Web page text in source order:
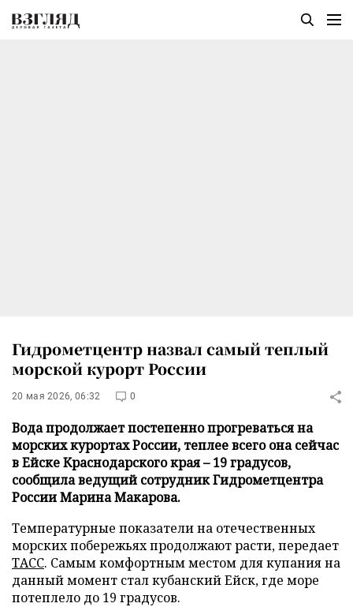
Гидрометцентр назвал самый теплый
морской курорт России
20 мая 2026, 06:32 0
Вода продолжает постепенно прогреваться на
морских курортах России, теплее всего она сейчас
в Ейске Краснодарского края – 19 градусов,
сообщила ведущий сотрудник Гидрометцентра
России Марина Макарова.
Температурные показатели на отечественных
морских побережьях продолжают расти, передает
ТАСС. Самым комфортным местом для купания на
данный момент стал кубанский Ейск, где море
потеплело до 19 градусов.